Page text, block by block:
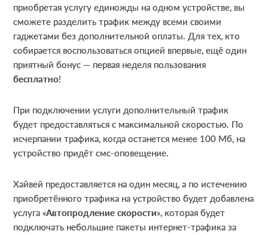
приобретая услугу единожды на одном устройстве, вы
сможете разделить трафик между всеми своими
гаджетами без дополнительной оплаты. Для тех, кто
собирается воспользоваться опцией впервые, ещё один
приятный бонус — первая неделя пользования
бесплатно!
При подключении услуги дополнительный трафик
будет предоставляться с максимальной скоростью. По
исчерпании трафика, когда останется менее 100 Мб, на
устройство придёт смс-оповещение.
Хайвей предоставляется на один месяц, а по истечению
приобретённого трафика на устройство будет добавлена
услуга «Автопродление скорости», которая будет
подключать небольшие пакеты интернет-трафика за